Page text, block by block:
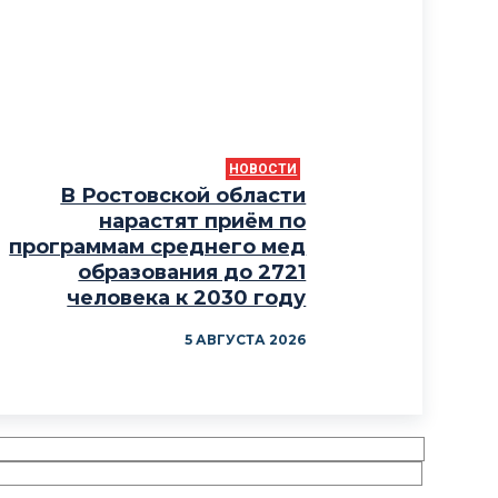
НОВОСТИ
В Ростовской области
нарастят приём по
программам среднего мед
образования до 2721
человека к 2030 году
5 АВГУСТА 2026